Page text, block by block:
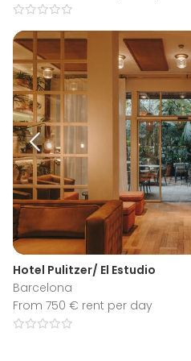
Hotel Pulitzer/ El Estudio
Barcelona
From 750 € rent per day